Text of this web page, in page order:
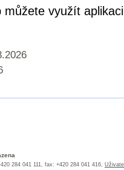
můžete využít
284 041 111, fax: +420 284 041 416,